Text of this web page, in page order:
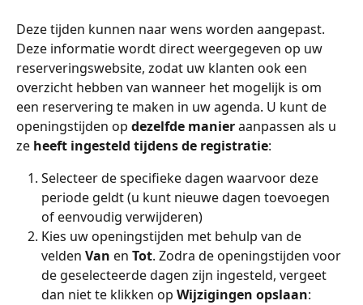
Deze tijden kunnen naar wens worden aangepast.
Deze informatie wordt direct weergegeven op uw
reserveringswebsite, zodat uw klanten ook een
overzicht hebben van wanneer het mogelijk is om
een reservering te maken in uw agenda. U kunt de
openingstijden op dezelfde manier aanpassen als u
ze heeft ingesteld tijdens de registratie:
Selecteer de specifieke dagen waarvoor deze
periode geldt (u kunt nieuwe dagen toevoegen
of eenvoudig verwijderen)
Kies uw openingstijden met behulp van de
velden Van en Tot. Zodra de openingstijden voor
de geselecteerde dagen zijn ingesteld, vergeet
dan niet te klikken op Wijzigingen opslaan: